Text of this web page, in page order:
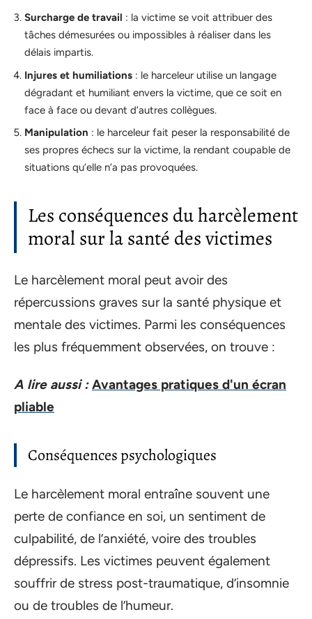
Surcharge de travail : la victime se voit attribuer des
tâches démesurées ou impossibles à réaliser dans les
délais impartis.
Injures et humiliations : le harceleur utilise un langage
dégradant et humiliant envers la victime, que ce soit en
face à face ou devant d’autres collègues.
Manipulation : le harceleur fait peser la responsabilité de
ses propres échecs sur la victime, la rendant coupable de
situations qu’elle n’a pas provoquées.
Les conséquences du harcèlement
moral sur la santé des victimes
Le harcèlement moral peut avoir des
répercussions graves sur la santé physique et
mentale des victimes. Parmi les conséquences
les plus fréquemment observées, on trouve :
A lire aussi : Avantages pratiques d'un écran
pliable
Conséquences psychologiques
Le harcèlement moral entraîne souvent une
perte de confiance en soi, un sentiment de
culpabilité, de l’anxiété, voire des troubles
dépressifs. Les victimes peuvent également
souffrir de stress post-traumatique, d’insomnie
ou de troubles de l’humeur.